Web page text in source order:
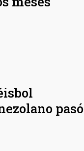
pasó